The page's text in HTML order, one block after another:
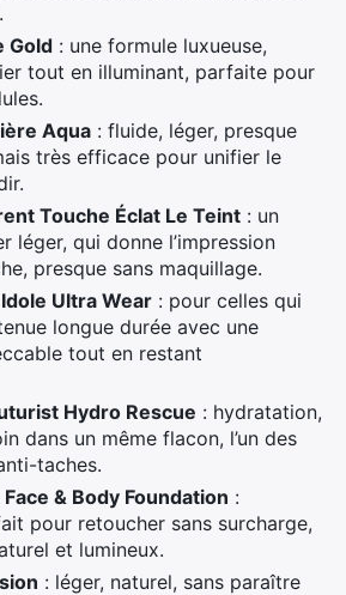
Gold : une formule luxueuse,
tout en illuminant, parfaite pour
Aqua : fluide, léger, presque
très efficace pour unifier le
Touche Éclat Le Teint : un
léger, qui donne l’impression
presque sans maquillage.
Ultra Wear : pour celles qui
longue durée avec une
tout en restant
Hydro Rescue : hydratation,
dans un même flacon, l’un des
taches.
& Body Foundation :
pour retoucher sans surcharge,
et lumineux.
: léger, naturel, sans paraître